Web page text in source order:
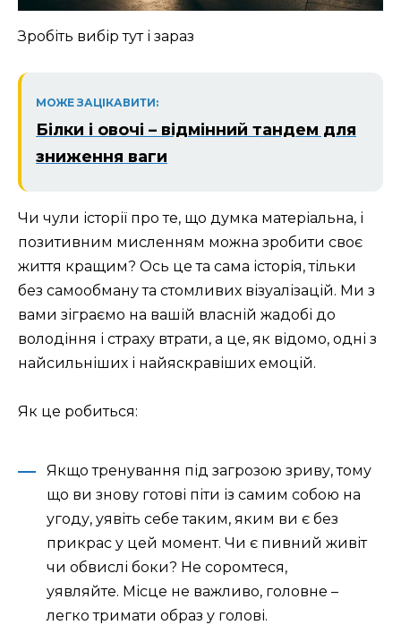
Зробіть вибір тут і зараз
МОЖЕ ЗАЦІКАВИТИ:
Білки і овочі – відмінний тандем для
зниження ваги
Чи чули історії про те, що думка матеріальна, і
позитивним мисленням можна зробити своє
життя кращим? Ось це та сама історія, тільки
без самообману та стомливих візуалізацій. Ми з
вами зіграємо на вашій власній жадобі до
володіння і страху втрати, а це, як відомо, одні з
найсильніших і найяскравіших емоцій.
Як це робиться:
Якщо тренування під загрозою зриву, тому
що ви знову готові піти із самим собою на
угоду, уявіть себе таким, яким ви є без
прикрас у цей момент. Чи є пивний живіт
чи обвислі боки? Не соромтеся,
уявляйте. Місце не важливо, головне –
легко тримати образ у голові.